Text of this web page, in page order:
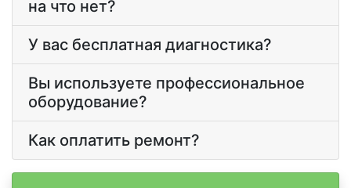
на что нет?
У вас бесплатная диагностика?
Вы используете профессиональное
оборудование?
Как оплатить ремонт?